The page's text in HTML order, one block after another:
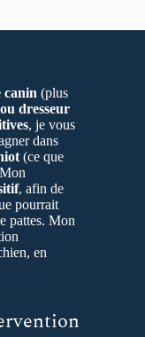
canin (plus
dresseur
, je vous
dans
(ce que
, afin de
pourrait
pattes. Mon
en